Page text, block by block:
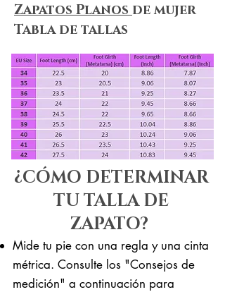
Zapatos Planos de mujer
Tabla de tallas
¿CÓMO DETERMINAR
TU TALLA DE
ZAPATO?
Mide tu pie con una regla y una cinta
métrica. Consulte los "Consejos de
medición" a continuación para